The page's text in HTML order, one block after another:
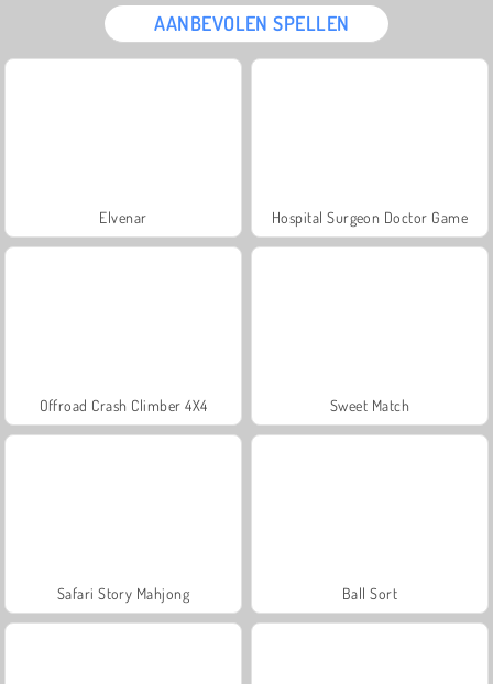
AANBEVOLEN SPELLEN
Elvenar Hospital Surgeon Doctor Game
Offroad Crash Climber 4X4 Sweet Match
Safari Story Mahjong Ball Sort